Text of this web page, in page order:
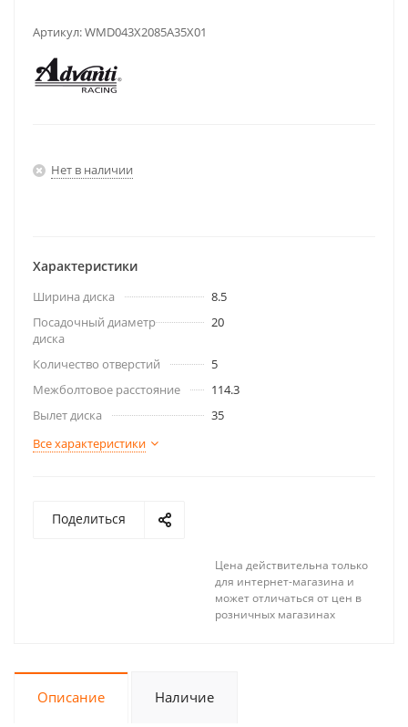
Артикул:WMD043X2085A35X01
Нет в наличии
Характеристики
Ширина диска
8.5
Посадочный диаметр
диска
20
Количество отверстий
5
Межболтовое расстояние
114.3
Вылет диска
35
Все характеристики
Поделиться
Цена действительна только
для интернет-магазина и
может отличаться от цен в
розничных магазинах
Описание Наличие